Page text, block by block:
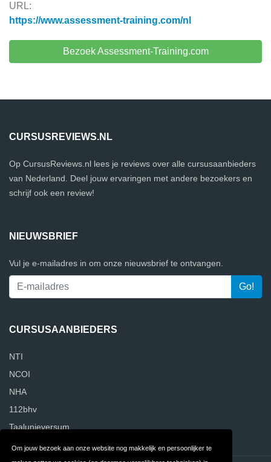
Om jouw bezoek aan onze website nog makkelijk en persoonlijker te
URL:
https://www.assessment-training.com/nl
Bezoek Assessment-Training.com
CURSUSREVIEWS.NL
Op CursusReviews.nl lees je reviews over alle cursusaanbieders
van Nederland. Deel jouw ervaringen met andere bezoekers en
schrijf ook een review!
NIEUWSBRIEF
Vul je e-mailadres in om onze nieuwsbrief te ontvangen.
CURSUSAANBIEDERS
NTI
NCOI
NHA
112bhv
Taalunieversum